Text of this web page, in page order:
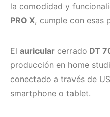
la comodidad y
PRO X, cumple con esas
El auricular cerrado DT
producción en home
conectado a través de
smartphone o tablet.